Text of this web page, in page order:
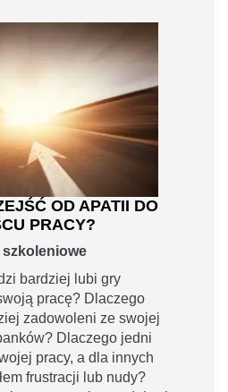
OD APATII DO
PRACY?
bardziej lubi gry
pracę? Dlaczego
zadowoleni ze swojej
Dlaczego jedni
pracy, a dla innych
frustracji lub nudy?